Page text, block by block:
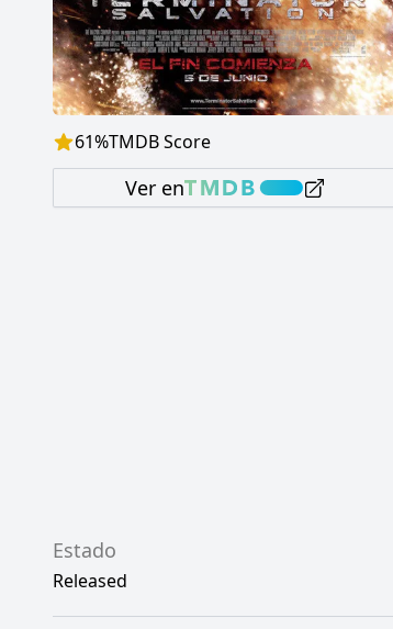
61%TMDB Score
Ver en
Estado
Released